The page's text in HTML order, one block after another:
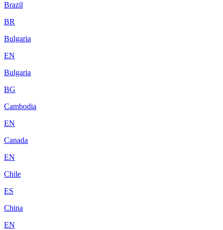
Brazil
BR
Bulgaria
EN
Bulgaria
BG
Cambodia
EN
Canada
EN
Chile
ES
China
EN